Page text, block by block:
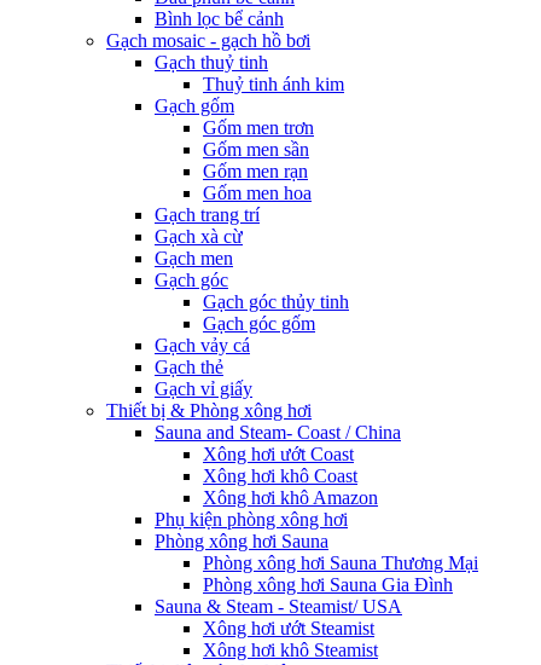
Bình lọc bể cảnh
Gạch mosaic - gạch hồ bơi
Gạch thuỷ tinh
Thuỷ tinh ánh kim
Gạch gốm
Gốm men trơn
Gốm men sần
Gốm men rạn
Gốm men hoa
Gạch trang trí
Gạch xà cừ
Gạch men
Gạch góc
Gạch góc thủy tinh
Gạch góc gốm
Gạch vảy cá
Gạch thẻ
Gạch vỉ giấy
Thiết bị & Phòng xông hơi
Sauna and Steam- Coast / China
Xông hơi ướt Coast
Xông hơi khô Coast
Xông hơi khô Amazon
Phụ kiện phòng xông hơi
Phòng xông hơi Sauna
Phòng xông hơi Sauna Thương Mại
Phòng xông hơi Sauna Gia Đình
Sauna & Steam - Steamist/ USA
Xông hơi ướt Steamist
Xông hơi khô Steamist